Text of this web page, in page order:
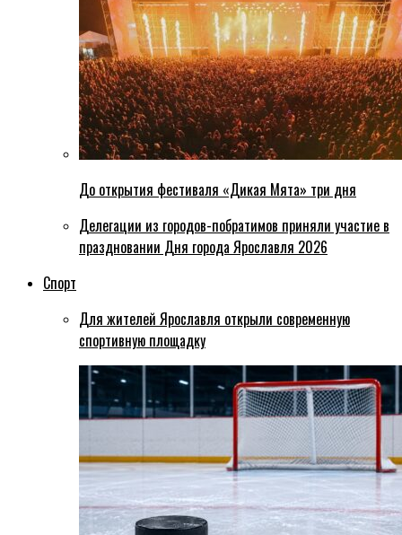
До открытия фестиваля «Дикая Мята» три дня
Делегации из городов-побратимов приняли участие в
праздновании Дня города Ярославля 2026
Спорт
Для жителей Ярославля открыли современную
спортивную площадку